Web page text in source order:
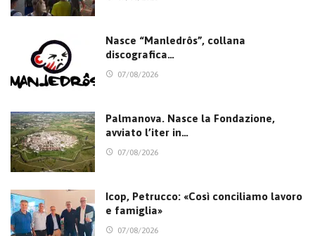
Nasce “Manledrôs”, collana
discografica…
07/08/2026
Palmanova. Nasce la Fondazione,
avviato l’iter in…
07/08/2026
Icop, Petrucco: «Così conciliamo lavoro
e famiglia»
07/08/2026